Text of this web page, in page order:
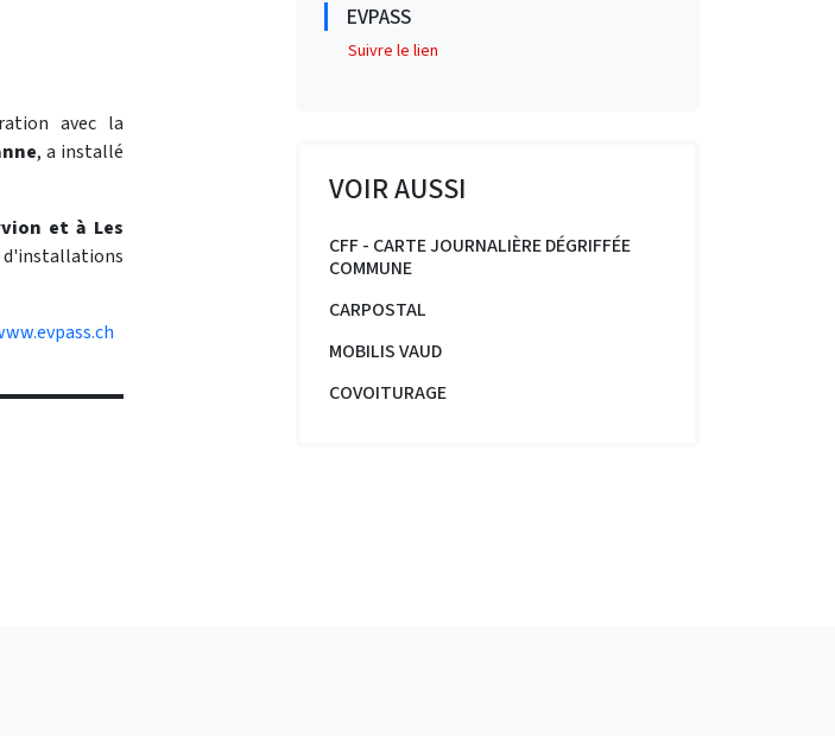
avec la
, a installé
et à Les
d'installations
EVPASS
Suivre le lien
VOIR AUSSI
CFF - CARTE JOURNALIÈRE DÉGRIFFÉE
COMMUNE
CARPOSTAL
MOBILIS VAUD
COVOITURAGE